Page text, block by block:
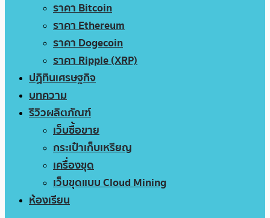
ราคา Bitcoin
ราคา Ethereum
ราคา Dogecoin
ราคา Ripple (XRP)
ปฏิทินเศรษฐกิจ
บทความ
รีวิวผลิตภัณฑ์
เว็บซื้อขาย
กระเป๋าเก็บเหรียญ
เครื่องขุด
เว็บขุดแบบ Cloud Mining
ห้องเรียน